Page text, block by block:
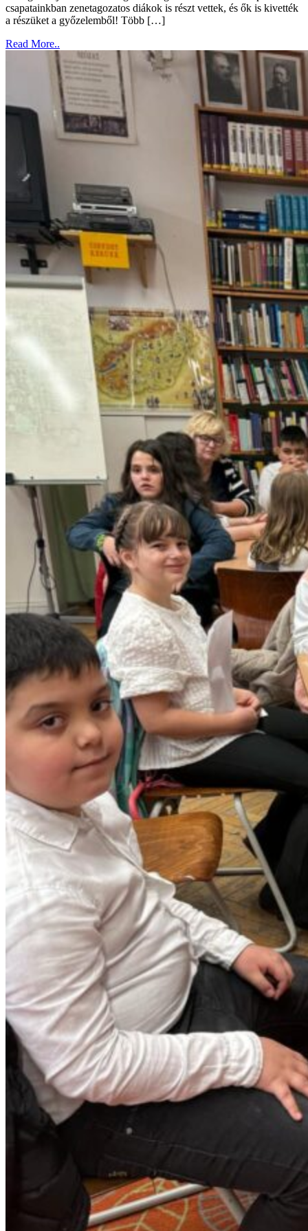
csapatainkban zenetagozatos diákok is részt vettek, és ők is kivették
a részüket a győzelemből! Több […]
Read More..